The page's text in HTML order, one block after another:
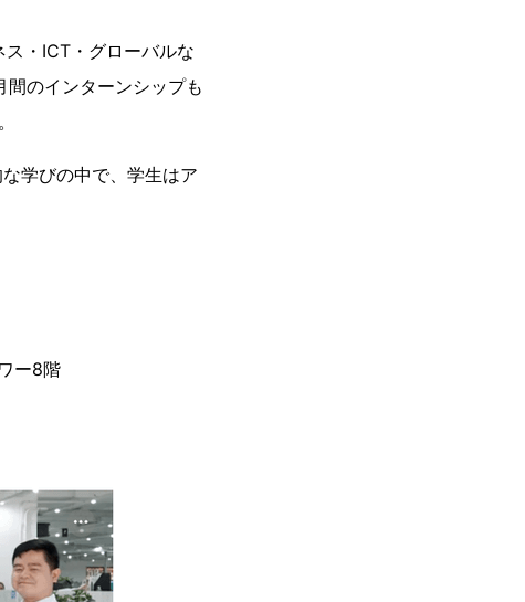
・ICT・グローバルな
のインターンシップも
学びの中で、学生はア
ー8階